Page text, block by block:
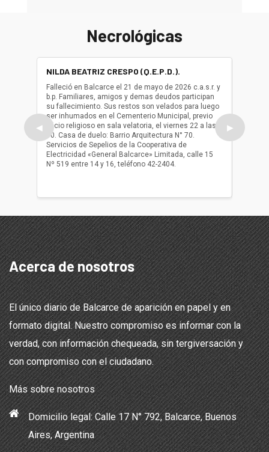
Necrológicas
◀
NILDA BEATRIZ CRESPO (Q.E.P.D.).
Falleció en Balcarce el 21 de mayo de 2026 c.a.s.r. y
b.p. Familiares, amigos y demas deudos participan
su fallecimiento. Sus restos son velados para luego
ser inhumados en el Cementerio Municipal, previo
oficio religioso en sala velatoria, el viernes 22 a las
10. Casa de duelo: Barrio Arquitectura N° 70.
Servicios de Sepelios de la Cooperativa de
Electricidad «General Balcarce» Limitada, calle 15
Nº 519 entre 14 y 16, teléfono 42-2404.
ser
oficio
▶
Acerca de nosotros
El único diario de Balcarce de aparición en papel y en
formato digital. Nuestro compromiso es informar con la
verdad, con información chequeada, sin tergiversación y
con compromiso con el ciudadano.
Más sobre nosotros
Domicilio legal: Calle 17 N° 792, Balcarce, Buenos
Aires, Argentina